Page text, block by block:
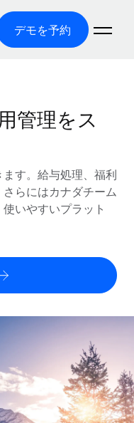
デモを予約
手軽に
現
約
る
ローバルHR・給与処理ソ
プションと支払スピー
管理をス
す。給与処理、福利
らにはカナダチーム
いやすいプラット